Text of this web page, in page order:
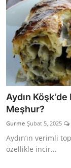
Aydın
Meşhur?
Gurme Şubat 5, 2025
Aydın’ın verimli
özellikle incir...